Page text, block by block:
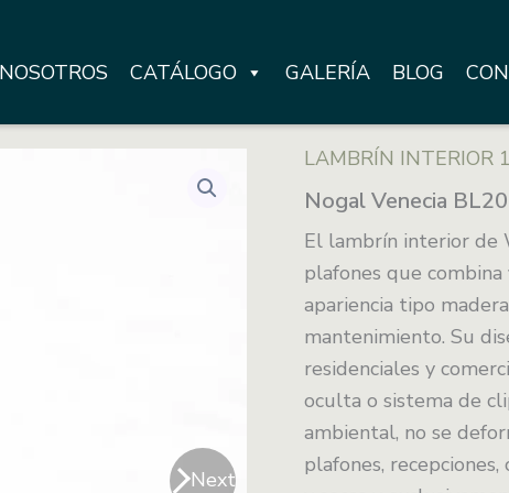
NOSOTROS CATÁLOGO GALERÍA BLOG
Next
LAMBRÍN INTERIOR
Nogal Venecia BL20
El lambrín interior de
plafones que
apariencia tipo
mantenimiento. Su
residenciales y
oculta o sistema de
ambiental, no se
plafones,